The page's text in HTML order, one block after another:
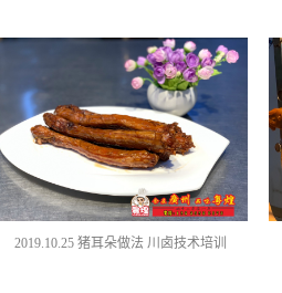
2019.10.25 猪耳朵做法 川卤技术培训